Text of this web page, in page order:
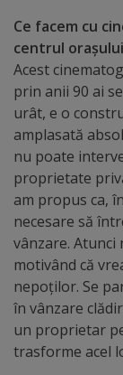
de
ai
Ce facem cu
centrul
Acest
prin anii 90 ai
urât, e o
amplasată
nu poate
proprietate
am propus ca,
necesare să
vânzare. Atunci
motivând că
nepoților. Se
în vânzare
un proprietar
trasforme acel